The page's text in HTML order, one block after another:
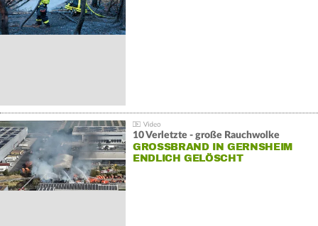
10 Verletzte - große Rauchwolke
GROSSBRAND IN GERNSHEIM E
NDLICH GELÖSCHT